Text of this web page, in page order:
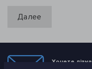
Далее
Хочете